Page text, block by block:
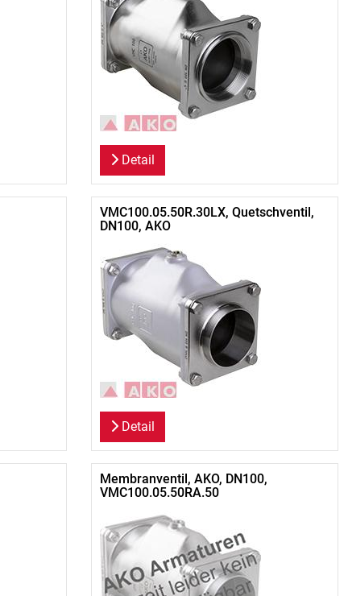
Detail
VMC100.05.50R.30LX, Quetschventil,
DN100, AKO
Detail
Membranventil, AKO, DN100,
VMC100.05.50RA.50